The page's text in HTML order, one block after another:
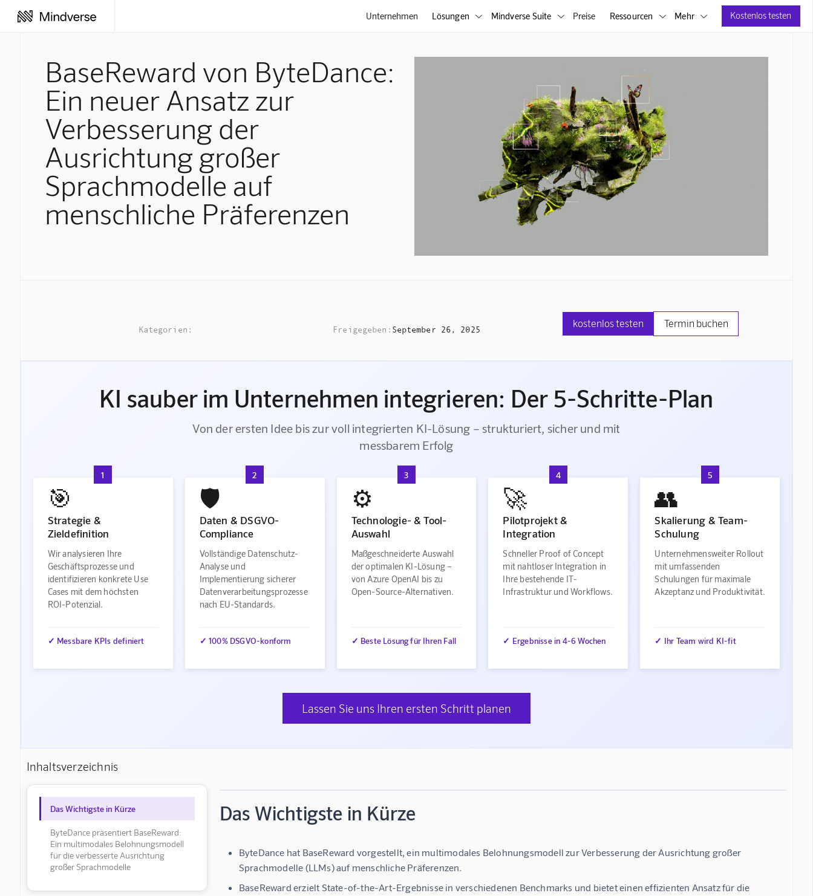
Unternehmen Lösungen  Mindverse Suite  Preise Ressourcen  Mehr  Kostenlos testen
BaseReward von ByteDance:
Ein neuer Ansatz zur
Verbesserung der
Ausrichtung großer
Sprachmodelle auf
menschliche Präferenzen
Kategorien: Freigegeben: September 26, 2025
kostenlos testen Termin buchen
KI sauber im Unternehmen integrieren: Der 5-Schritte-Plan
Von der ersten Idee bis zur voll integrierten KI-Lösung – strukturiert, sicher und mit
messbarem Erfolg
1
🎯
Strategie &
Zieldefinition
Wir analysieren Ihre
Geschäftsprozesse und
identifizieren konkrete Use
Cases mit dem höchsten
ROI-Potenzial.
✓ Messbare KPIs definiert
2
🛡️
Daten & DSGVO-
Compliance
Vollständige Datenschutz-
Analyse und
Implementierung sicherer
Datenverarbeitungsprozesse
nach EU-Standards.
✓ 100% DSGVO-konform
3
⚙️
Technologie- & Tool-
Auswahl
Maßgeschneiderte Auswahl
der optimalen KI-Lösung –
von Azure OpenAI bis zu
Open-Source-Alternativen.
✓ Beste Lösung für Ihren Fall
4
🚀
Pilotprojekt &
Integration
Schneller Proof of Concept
mit nahtloser Integration in
Ihre bestehende IT-
Infrastruktur und Workflows.
✓ Ergebnisse in 4-6 Wochen
5
👥
Skalierung & Team-
Schulung
Unternehmensweiter Rollout
mit umfassenden
Schulungen für maximale
Akzeptanz und Produktivität.
✓ Ihr Team wird KI-fit
Lassen Sie uns Ihren ersten Schritt planen
Inhaltsverzeichnis
Das Wichtigste in Kürze
ByteDance präsentiert BaseReward:
Ein multimodales Belohnungsmodell
für die verbesserte Ausrichtung
großer Sprachmodelle
Das Wichtigste in Kürze
ByteDance hat BaseReward vorgestellt, ein multimodales Belohnungsmodell zur Verbesserung der Ausrichtung großer
Sprachmodelle (LLMs) auf menschliche Präferenzen.
BaseReward erzielt State-of-the-Art-Ergebnisse in verschiedenen Benchmarks und bietet einen effizienten Ansatz für die